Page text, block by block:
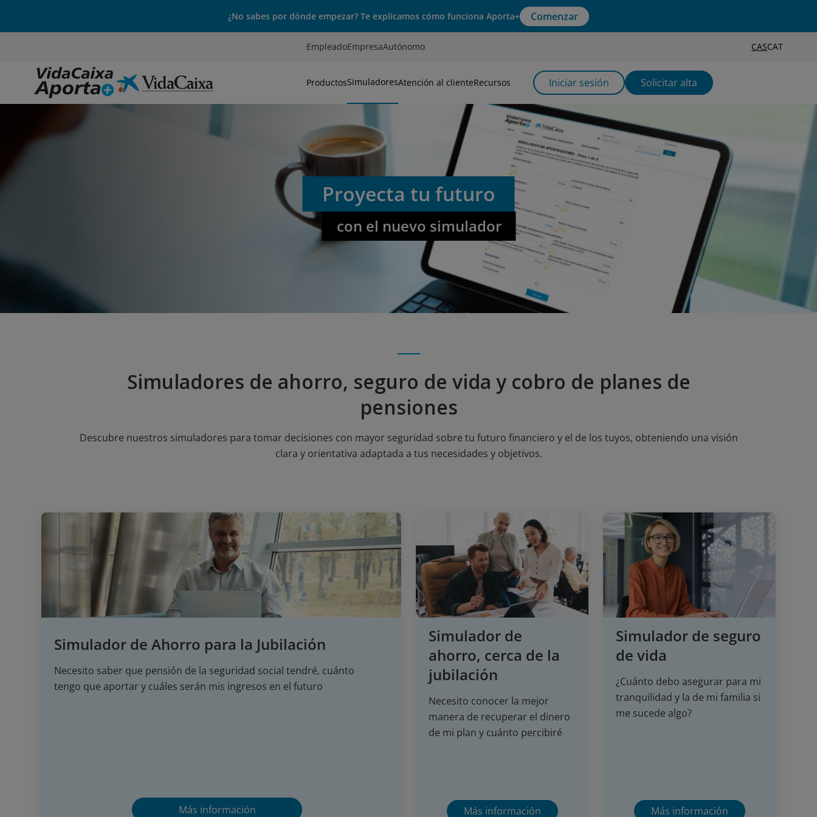
¿No sabes por dónde empezar? Te explicamos cómo funciona Aporta+ Comenzar
EmpleadoEmpresaAutónomo CASCAT
ProductosSimuladoresAtención al clienteRecursos Iniciar sesión Solicitar alta
Proyecta tu futuro
con el nuevo simulador
Simuladores de ahorro, seguro de vida y cobro de planes de
pensiones
Descubre nuestros simuladores para tomar decisiones con mayor seguridad sobre tu futuro financiero y el de los tuyos, obteniendo una visión
clara y orientativa adaptada a tus necesidades y objetivos.
Simulador de Ahorro para la Jubilación
Necesito saber que pensión de la seguridad social tendré, cuánto
tengo que aportar y cuáles serán mis ingresos en el futuro
Más información
Simulador de
ahorro, cerca de la
jubilación
Necesito conocer la mejor
manera de recuperar el dinero
de mi plan y cuánto percibiré
Más información
Simulador de seguro
de vida
¿Cuánto debo asegurar para mi
tranquilidad y la de mi familia si
me sucede algo?
Más información